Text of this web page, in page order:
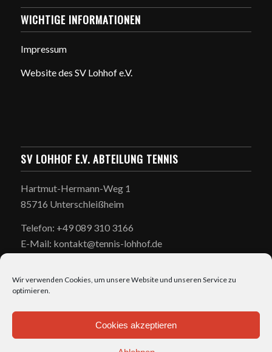
Wir verwenden Cookies, um unsere Website und unseren Service zu
optimieren.
Cookies akzeptieren
WICHTIGE INFORMATIONEN
Impressum
Website des SV Lohhof e.V.
SV LOHHOF E.V. ABTEILUNG TENNIS
Hartmut-Hermann-Weg 1
85716 Unterschleißheim
Telefon: +49 089 310 3166
E-Mail: kontakt@tennis-lohhof.de
ÖFFNUNGSZEITEN